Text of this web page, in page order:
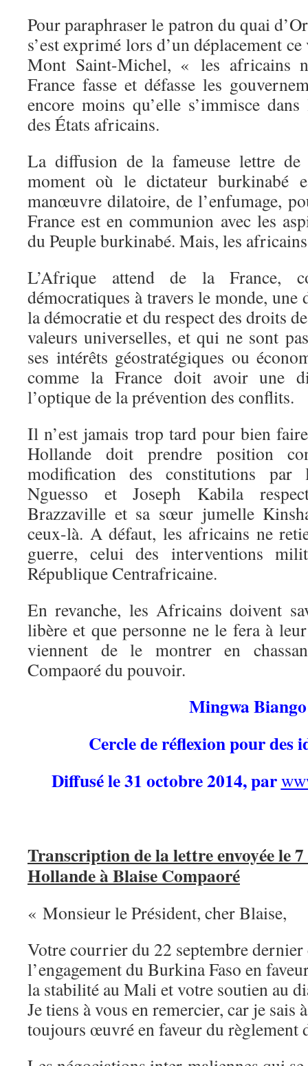
Pour paraphraser le patron du quai
s’est exprimé lors d’un déplacement
Mont Saint-Michel, « les africains
France fasse et défasse les
encore moins qu’elle s’immisce
des États africains.
La diffusion de la fameuse lettre de
moment où le dictateur burkinabé
manœuvre dilatoire, de l’enfumage,
France est en communion avec les
du Peuple burkinabé. Mais, les
L’Afrique attend de la France,
démocratiques à travers le monde,
la démocratie et du respect des droits
valeurs universelles, et qui ne sont
ses intérêts géostratégiques ou
comme la France doit avoir une
l’optique de la prévention des conflits.
Il n’est jamais trop tard pour bien
Hollande doit prendre position
modification des constitutions par
Nguesso et Joseph Kabila
Brazzaville et sa sœur jumelle
ceux-là. A défaut, les africains ne
guerre, celui des interventions
République Centrafricaine.
En revanche, les Africains doivent
libère et que personne ne le fera à
viennent de le montrer en
Compaoré du pouvoir.
Mingwa Biango
Cercle de réflexion pour des
Diffusé le 31 octobre 2014, par
Transcription de la lettre envoyée le
Hollande à Blaise Compaoré
« Monsieur le Président, cher Blaise,
Votre courrier du 22 septembre
l’engagement du Burkina Faso en
la stabilité au Mali et votre soutien au
Je tiens à vous en remercier, car je sais
toujours œuvré en faveur du règlement